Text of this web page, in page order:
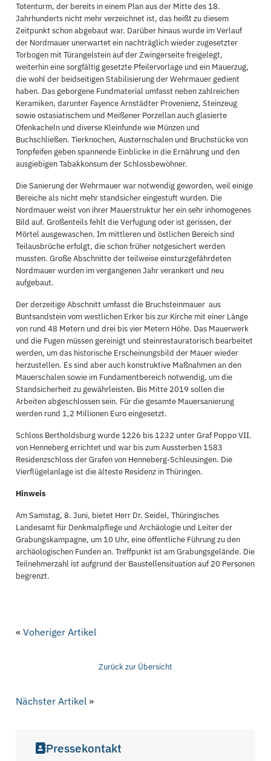
Totenturm, der bereits in einem Plan aus der Mitte des 18.
Jahrhunderts nicht mehr verzeichnet ist, das heißt zu diesem
Zeitpunkt schon abgebaut war. Darüber hinaus wurde im Verlauf
der Nordmauer unerwartet ein nachträglich wieder zugesetzter
Torbogen mit Türangelstein auf der Zwingerseite freigelegt,
weiterhin eine sorgfältig gesetzte Pfeilervorlage und ein Mauerzug,
die wohl der beidseitigen Stabilisierung der Wehrmauer gedient
haben. Das geborgene Fundmaterial umfasst neben zahlreichen
Keramiken, darunter Fayence Arnstädter Provenienz, Steinzeug
sowie ostasiatischem und Meißener Porzellan auch glasierte
Ofenkacheln und diverse Kleinfunde wie Münzen und
Buchschließen. Tierknochen, Austernschalen und Bruchstücke von
Tonpfeifen geben spannende Einblicke in die Ernährung und den
ausgiebigen Tabakkonsum der Schlossbewohner.
Die Sanierung der Wehrmauer war notwendig geworden, weil einige
Bereiche als nicht mehr standsicher eingestuft wurden. Die
Nordmauer weist von ihrer Mauerstruktur her ein sehr inhomogenes
Bild auf. Großenteils fehlt die Verfugung oder ist gerissen, der
Mörtel ausgewaschen. Im mittleren und östlichen Bereich sind
Teilausbrüche erfolgt, die schon früher notgesichert werden
mussten. Große Abschnitte der teilweise einsturzgefährdeten
Nordmauer wurden im vergangenen Jahr verankert und neu
aufgebaut.
Der derzeitige Abschnitt umfasst die Bruchsteinmauer aus
Buntsandstein vom westlichen Erker bis zur Kirche mit einer Länge
von rund 48 Metern und drei bis vier Metern Höhe. Das Mauerwerk
und die Fugen müssen gereinigt und steinrestauratorisch bearbeitet
werden, um das historische Erscheinungsbild der Mauer wieder
herzustellen. Es sind aber auch konstruktive Maßnahmen an den
Mauerschalen sowie im Fundamentbereich notwendig, um die
Standsicherheit zu gewährleisten. Bis Mitte 2019 sollen die
Arbeiten abgeschlossen sein. Für die gesamte Mauersanierung
werden rund 1,2 Millionen Euro eingesetzt.
Schloss Bertholdsburg wurde 1226 bis 1232 unter Graf Poppo VII.
von Henneberg errichtet und war bis zum Aussterben 1583
Residenzschloss der Grafen von Henneberg-Schleusingen. Die
Vierflügelanlage ist die älteste Residenz in Thüringen.
Hinweis
Am Samstag, 8. Juni, bietet Herr Dr. Seidel, Thüringisches
Landesamt für Denkmalpflege und Archäologie und Leiter der
Grabungskampagne, um 10 Uhr, eine öffentliche Führung zu den
archäologischen Funden an. Treffpunkt ist am Grabungsgelände. Die
Teilnehmerzahl ist aufgrund der Baustellensituation auf 20 Personen
begrenzt.
«Voheriger Artikel
Zurück zur Übersicht
Nächster Artikel »
Pressekontakt